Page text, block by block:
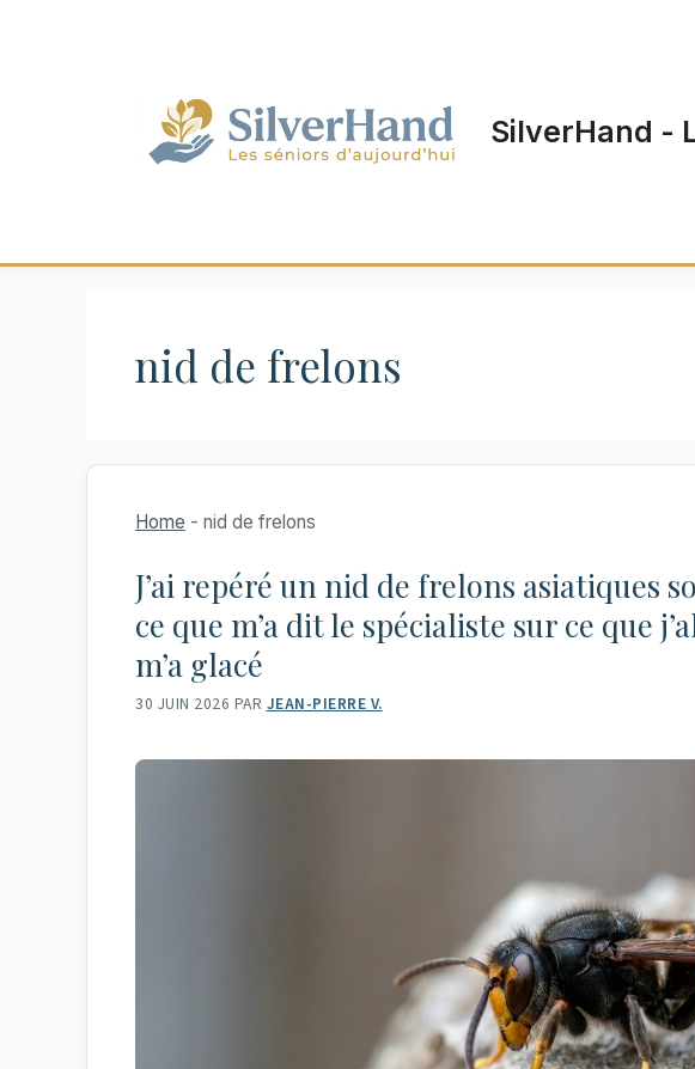
SilverHand -
nid de frelons
Home - nid de frelons
J’ai repéré un nid de frelons asiatiques
ce que m’a dit le spécialiste sur ce que
m’a glacé
30 JUIN 2026 PAR JEAN-PIERRE V.